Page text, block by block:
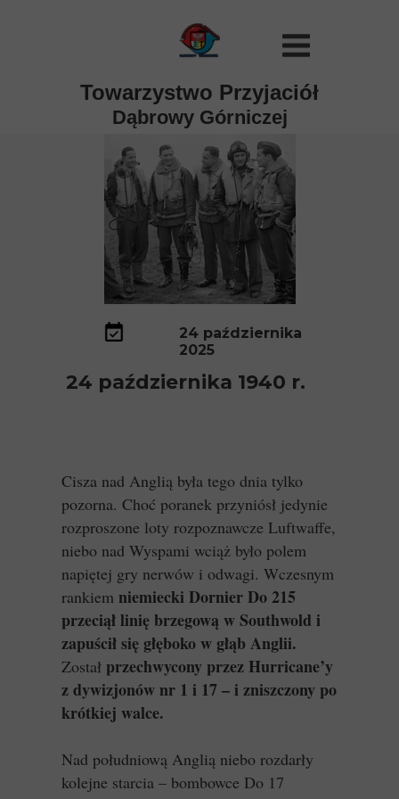
24 października
2025
Cisza nad Anglią była tego dnia tylko
pozorna. Choć poranek przyniósł jedynie
rozproszone loty rozpoznawcze Luftwaffe,
niebo nad Wyspami wciąż było polem
napiętej gry nerwów i odwagi. Wczesnym
rankiem niemiecki Dornier Do 215
przeciął linię brzegową w Southwold i
zapuścił się głęboko w głąb Anglii.
Został przechwycony przez Hurricane’y
z dywizjonów nr 1 i 17 – i zniszczony po
krótkiej walce.
Nad południową Anglią niebo rozdarły
kolejne starcia – bombowce Do 17
24 października 1940 r.
Towarzystwo Przyjaciół
Dąbrowy Górniczej